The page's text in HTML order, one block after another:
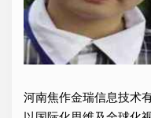
河南焦作金瑞信息技术